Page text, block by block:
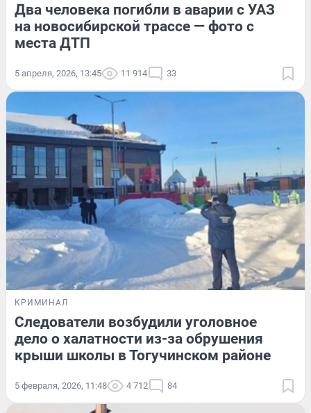
Два человека погибли в аварии с УАЗ
на новосибирской трассе — фото с
места ДТП
5 апреля, 2026, 13:45 11 914 33
КРИМИНАЛ
Следователи возбудили уголовное
дело о халатности из-за обрушения
крыши школы в Тогучинском районе
5 февраля, 2026, 11:48 4 712 84